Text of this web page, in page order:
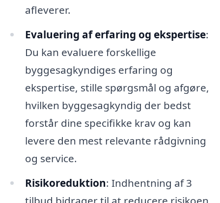
afleverer.
Evaluering af erfaring og ekspertise:
Du kan evaluere forskellige
byggesagkyndiges erfaring og
ekspertise, stille spørgsmål og afgøre,
hvilken byggesagkyndig der bedst
forstår dine specifikke krav og kan
levere den mest relevante rådgivning
og service.
Risikoreduktion: Indhentning af 3